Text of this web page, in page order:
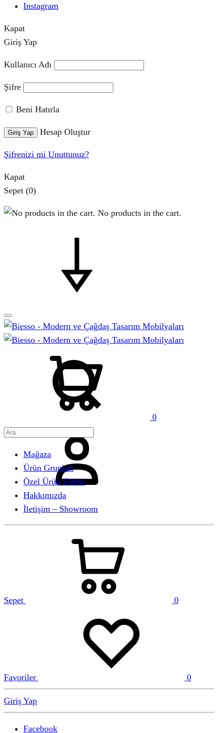
Instagram
Kapat
Giriş Yap
Kullanıcı Adı
Şifre
Beni Hatırla
Giriş Yap Hesap Oluştur
Şifrenizi mi Unuttunuz?
Kapat
Sepet (0)
No products in the cart.
0
Mağaza
Ürün Grupları
Özel Ürün Talebi
Hakkımızda
İletişim – Showroom
Sepet 0
Favoriler 0
Giriş Yap
Facebook